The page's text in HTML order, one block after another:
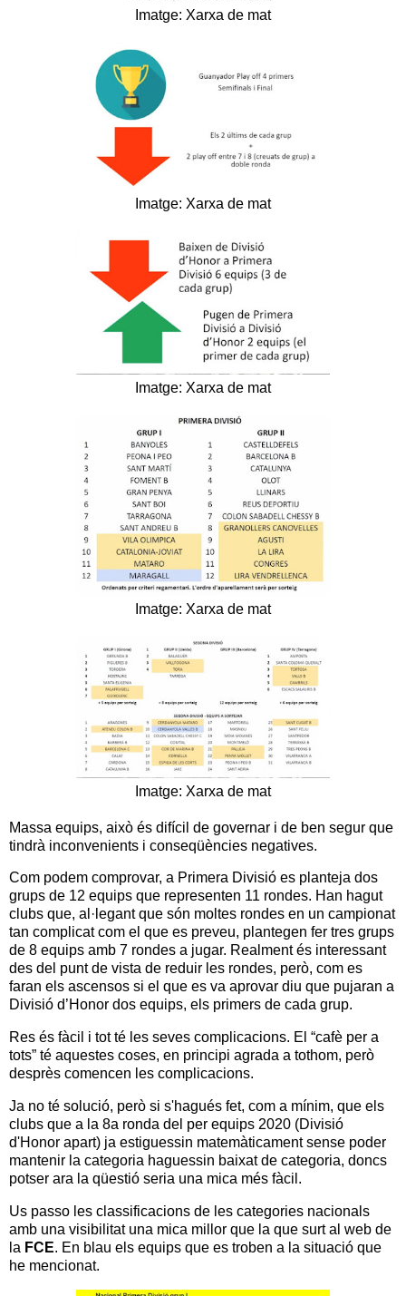
Imatge: Xarxa de mat
Imatge: Xarxa de mat
Imatge: Xarxa de mat
Imatge: Xarxa de mat
Imatge: Xarxa de mat
Massa equips, això és difícil de governar i de ben segur que
tindrà inconvenients i conseqüències negatives.
Com podem comprovar, a Primera Divisió es planteja dos
grups de 12 equips que representen 11 rondes. Han hagut
clubs que, al·legant que són moltes rondes en un campionat
tan complicat com el que es preveu, plantegen fer tres grups
de 8 equips amb 7 rondes a jugar. Realment és interessant
des del punt de vista de reduir les rondes, però, com es
faran els ascensos si el que es va aprovar diu que pujaran a
Divisió d’Honor dos equips, els primers de cada grup.
Res és fàcil i tot té les seves complicacions. El “cafè per a
tots” té aquestes coses, en principi agrada a tothom, però
desprès comencen les complicacions.
Ja no té solució, però si s'hagués fet, com a mínim, que els
clubs que a la 8a ronda del per equips 2020 (Divisió
d'Honor apart) ja estiguessin matemàticament sense poder
mantenir la categoria haguessin baixat de categoria, doncs
potser ara la qüestió seria una mica més fàcil.
Us passo les classificacions de les categories nacionals
amb una visibilitat una mica millor que la que surt al web de
la FCE. En blau els equips que es troben a la situació que
he mencionat.